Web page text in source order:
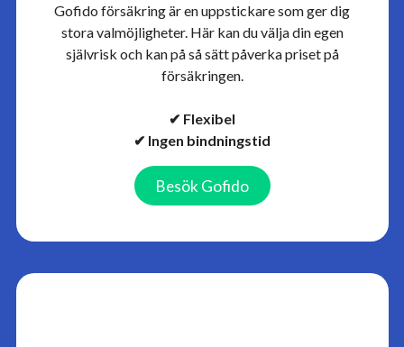
Gofido försäkring är en uppstickare som ger dig
stora valmöjligheter. Här kan du välja din egen
självrisk och kan på så sätt påverka priset på
försäkringen.
✔ Flexibel
✔ Ingen bindningstid
Besök Gofido